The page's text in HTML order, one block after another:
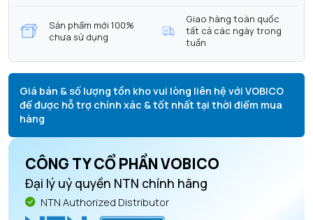
Sản phẩm mới 100%
chưa sử dụng
Giao hàng toàn quốc
tất cả các ngày trong
tuần
Giá bán & số lượng tồn kho vui lòng liên hệ với VOBICO
để được hỗ trợ chính xác & tốt nhất tại thời điểm mua
hàng
CÔNG TY CỔ PHẦN VOBICO
Đại lý uỷ quyền NTN chính hãng
NTN Authorized Distributor